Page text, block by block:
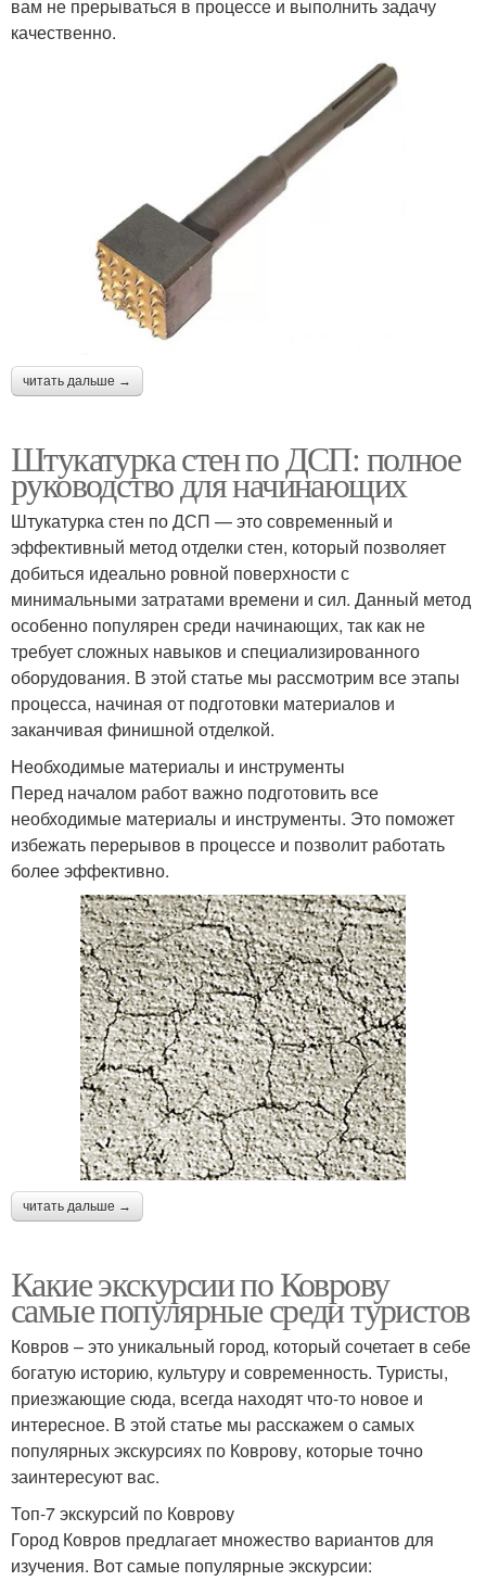
вам не прерываться в процессе и выполнить задачу
качественно.
читать дальше →
Штукатурка стен по ДСП: полное
руководство для начинающих
Штукатурка стен по ДСП — это современный и
эффективный метод отделки стен, который позволяет
добиться идеально ровной поверхности с
минимальными затратами времени и сил. Данный метод
особенно популярен среди начинающих, так как не
требует сложных навыков и специализированного
оборудования. В этой статье мы рассмотрим все этапы
процесса, начиная от подготовки материалов и
заканчивая финишной отделкой.
Необходимые материалы и инструменты
Перед началом работ важно подготовить все
необходимые материалы и инструменты. Это поможет
избежать перерывов в процессе и позволит работать
более эффективно.
читать дальше →
Какие экскурсии по Коврову
самые популярные среди туристов
Ковров – это уникальный город, который сочетает в себе
богатую историю, культуру и современность. Туристы,
приезжающие сюда, всегда находят что-то новое и
интересное. В этой статье мы расскажем о самых
популярных экскурсиях по Коврову, которые точно
заинтересуют вас.
Топ-7 экскурсий по Коврову
Город Ковров предлагает множество вариантов для
изучения. Вот самые популярные экскурсии: